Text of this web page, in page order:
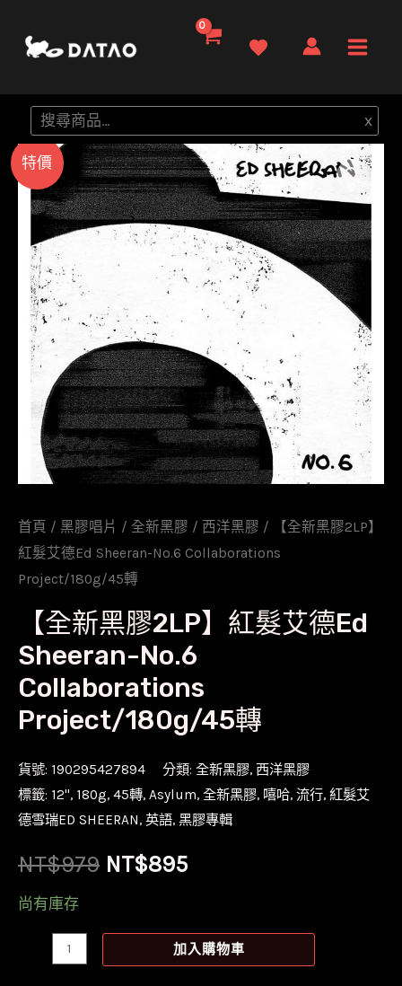
要
容
Menu
搜
尋
x
特價
首頁 / 黑膠唱片 / 全新黑膠 / 西洋黑膠 / 【全新黑膠2LP】
紅髮艾德Ed Sheeran-No.6 Collaborations
Project/180g/45轉
【全新黑膠2LP】紅髮艾德Ed
Sheeran-No.6
Collaborations
Project/180g/45轉
貨號: 190295427894 分類: 全新黑膠, 西洋黑膠
標籤: 12'', 180g, 45轉, Asylum, 全新黑膠, 嘻哈, 流行, 紅髮艾
德雪瑞ED SHEERAN, 英語, 黑膠專輯
NT$979 原
NT$895目
價
尚有庫存
加入購物車